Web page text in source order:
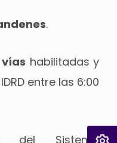
.
habilitadas y
entre las 6:00
del Sistema